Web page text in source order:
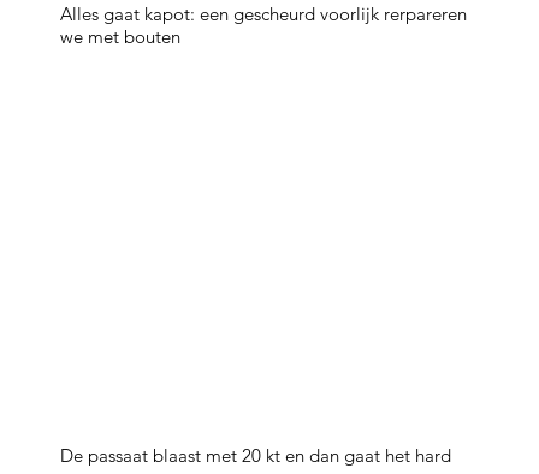
Alles gaat kapot: een gescheurd voorlijk rerpareren
we met bouten
De passaat blaast met 20 kt en dan gaat het hard